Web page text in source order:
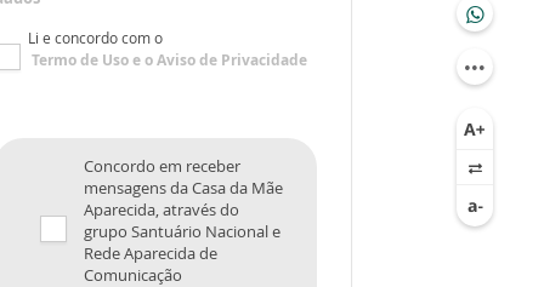
Li e concordo com o
Termo de Usoe oAviso de Privacidade
Concordo em receber
mensagens da Casa da Mãe
Aparecida, através do
grupo Santuário Nacional e
Rede Aparecida de
Comunicação